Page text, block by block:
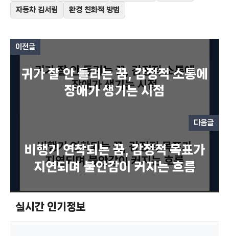
자동차 김서림 환경 친화적 방법
이전글
귀가 잘 안 들리는 꿈, 감정적 소통에
장애가 생기는 시점
다음글
비행기 연착되는 꿈, 감정적 목표가
지연되며 불안감이 커지는 흐름
실시간 인기정보